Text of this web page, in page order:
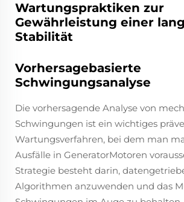
Wartungspraktiken zur
Gewährleistung einer
Stabilität
Vorhersagebasierte
Schwingungsanalyse
Die vorhersagende Analyse von
Schwingungen ist ein wichtiges
Wartungsverfahren, bei dem man
Ausfälle in GeneratorMotoren
Strategie besteht darin,
Algorithmen anzuwenden und das